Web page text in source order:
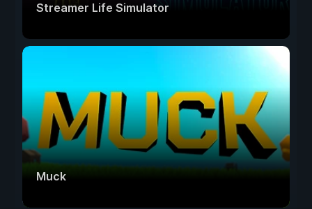
Streamer Life Simulator
Muck